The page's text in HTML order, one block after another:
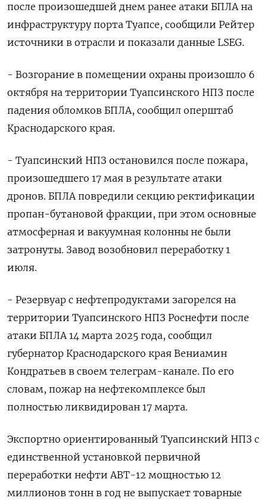
после произошедшей днем ранее атаки БПЛА на
инфраструктуру порта Туапсе, сообщили Рейтер
источники в отрасли и показали данные LSEG.
- Возгорание в помещении охраны произошло 6
октября на территории Туапсинского НПЗ после ​
падения обломков БПЛА, сообщил оперштаб
Краснодарского края.
- Туапсинский НПЗ остановился после пожара,
произошедшего 17 мая в результате атаки
дронов. БПЛА повредили секцию ректификации
пропан-бутановой фракции, при этом основные
атмосферная и вакуумная колонны не были
затронуты. Завод возобновил переработку 1
июля.
- Резервуар с нефтепродуктами загорелся на
территории Туапсинского НПЗ Роснефти после
атаки БПЛА 14 марта 2025 года, сообщил
губернатор Краснодарского края Вениамин
Кондратьев в своем телеграм-канале. По его
словам, пожар на нефтекомплексе был
полностью ликвидирован 17 марта.
Экспортно ориентированный Туапсинский НПЗ с
единственной установкой первичной
переработки нефти АВТ-12 мощностью 12
миллионов тонн в год не выпускает товарные